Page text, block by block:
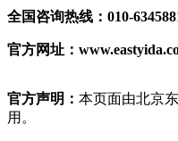
全国咨询热线：010-
官方网址：
官方声明： 本页面由北京
用。